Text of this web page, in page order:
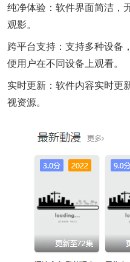
纯净体验：软件界面简洁，
观影。
跨平台支持：支持多种设备
便用户在不同设备上观看。
实时更新：软件内容实时更
视资源。